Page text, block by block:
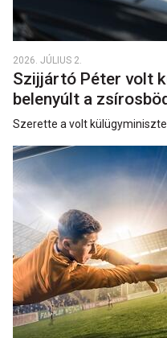
2026. JÚLIUS 2.
Szijjártó Péter volt
belenyúlt a
Szerette a volt